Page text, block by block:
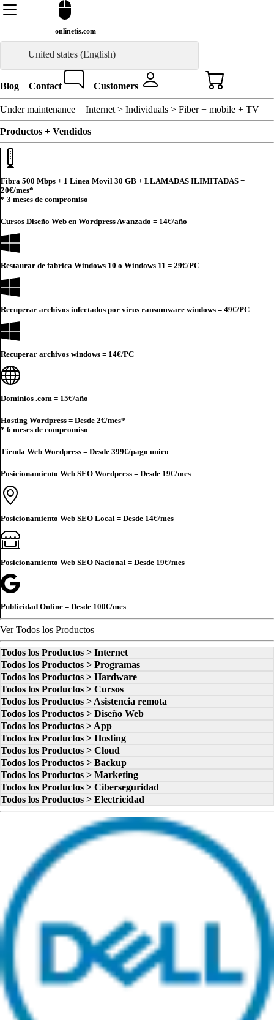
onlinetis.com
United states (English)
Blog Contact Customers
Under maintenance = Internet > Individuals > Fiber + mobile + TV
Productos + Vendidos
Fibra 500 Mbps + 1 Linea Movil 30 GB + LLAMADAS ILIMITADAS =
20€/mes*
* 3 meses de compromiso
Cursos Diseño Web en Wordpress Avanzado = 14€/año
Restaurar de fabrica Windows 10 o Windows 11 = 29€/PC
Recuperar archivos infectados por virus ransomware windows = 49€/PC
Recuperar archivos windows = 14€/PC
Dominios .com = 15€/año
Hosting Wordpress = Desde 2€/mes*
* 6 meses de compromiso
Tienda Web Wordpress = Desde 399€/pago unico
Posicionamiento Web SEO Wordpress = Desde 19€/mes
Posicionamiento Web SEO Local = Desde 14€/mes
Posicionamiento Web SEO Nacional = Desde 19€/mes
Publicidad Online = Desde 100€/mes
Ver Todos los Productos
Todos los Productos > Internet
Todos los Productos > Programas
Todos los Productos > Hardware
Todos los Productos > Cursos
Todos los Productos > Asistencia remota
Todos los Productos > Diseño Web
Todos los Productos > App
Todos los Productos > Hosting
Todos los Productos > Cloud
Todos los Productos > Backup
Todos los Productos > Marketing
Todos los Productos > Ciberseguridad
Todos los Productos > Electricidad